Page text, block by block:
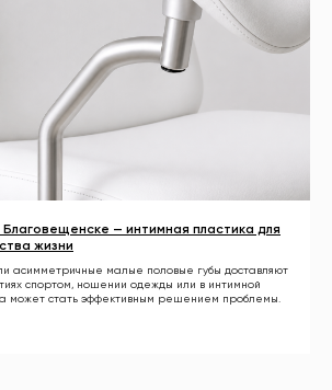
— интимная пластика для
жизни
асимметричные малые половые губы доставляют
спортом, ношении одежды или в интимной
может стать эффективным решением проблемы.